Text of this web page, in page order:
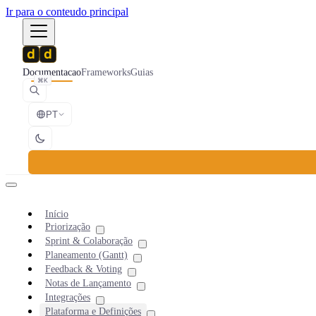
Ir para o conteudo principal
DocumentacaoFrameworksGuias
⌘K
PT
Início
Priorização
Sprint & Colaboração
Planeamento (Gantt)
Feedback & Voting
Notas de Lançamento
Integrações
Plataforma e Definições